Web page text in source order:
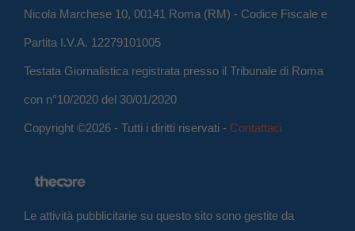
Nicola Marchese 10, 00141 Roma (RM) - Codice Fiscale e
Partita I.V.A. 12279101005
Testata Giornalistica registrata presso il Tribunale di Roma
con n°10/2020 del 30/01/2020
Copyright ©2026 - Tutti i diritti riservati - Contattaci
Le attività pubblicitarie su questo sito sono gestite da